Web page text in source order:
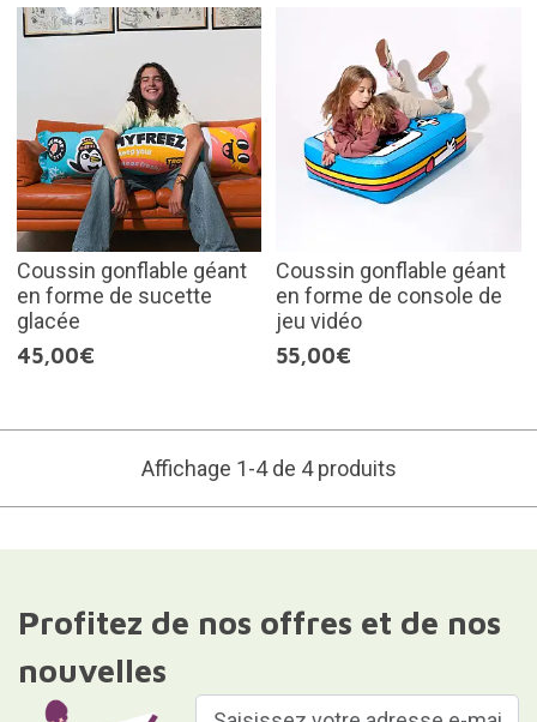
Coussin gonflable géant
en forme de sucette
glacée
45,00€
Coussin gonflable géant
en forme de console de
jeu vidéo
55,00€
Affichage 1-4 de 4 produits
Profitez de nos offres et de nos
nouvelles